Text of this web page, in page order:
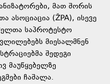
მათ შორის
(ŽPA), ისევე
საპროტესტო
მიესალმნენ
შედეგი
მაუწყებელზე
ჩაშალა.